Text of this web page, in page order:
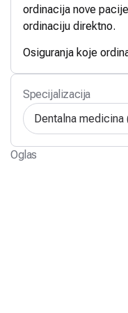
ordinacija nove
ordinaciju direktno.
Osiguranja koje
Specijalizacija
Dentalna
Oglas